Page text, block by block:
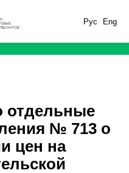
Рус Eng
отдельные
№ 713 о
цен на